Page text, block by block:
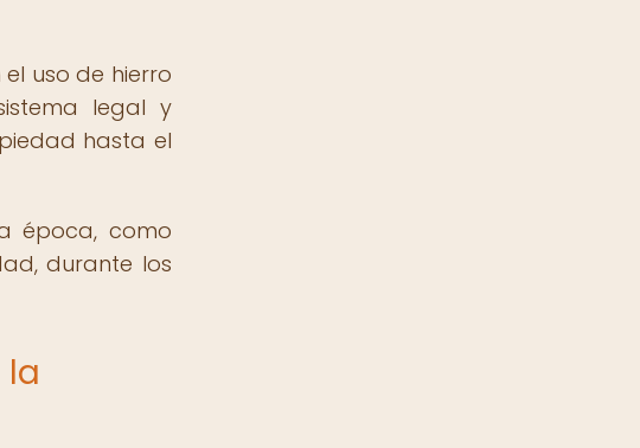
uso de hierro
legal y
hasta el
época, como
durante los
la